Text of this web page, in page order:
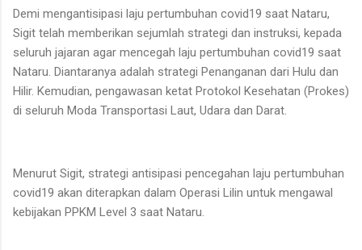
Demi mengantisipasi laju pertumbuhan covid19 saat Nataru,
Sigit telah memberikan sejumlah strategi dan instruksi, kepada
seluruh jajaran agar mencegah laju pertumbuhan covid19 saat
Nataru. Diantaranya adalah strategi Penanganan dari Hulu dan
Hilir. Kemudian, pengawasan ketat Protokol Kesehatan (Prokes)
di seluruh Moda Transportasi Laut, Udara dan Darat.
Menurut Sigit, strategi antisipasi pencegahan laju pertumbuhan
covid19 akan diterapkan dalam Operasi Lilin untuk mengawal
kebijakan PPKM Level 3 saat Nataru.